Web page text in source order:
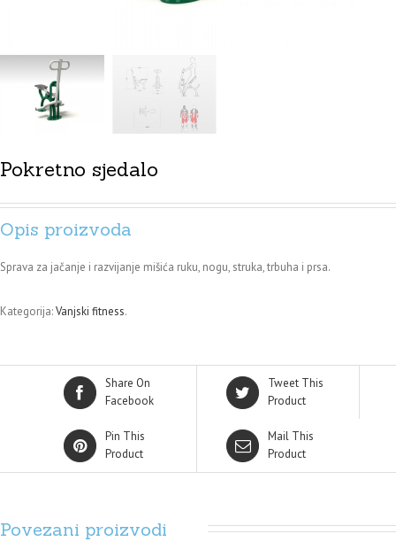
Pokretno sjedalo
Opis proizvoda
Sprava za jačanje i razvijanje mišića ruku, nogu, struka, trbuha i prsa.
Kategorija:Vanjski fitness.
Share On
Facebook
Tweet This
Product
Pin This
Product
Mail This
Product
Povezani proizvodi